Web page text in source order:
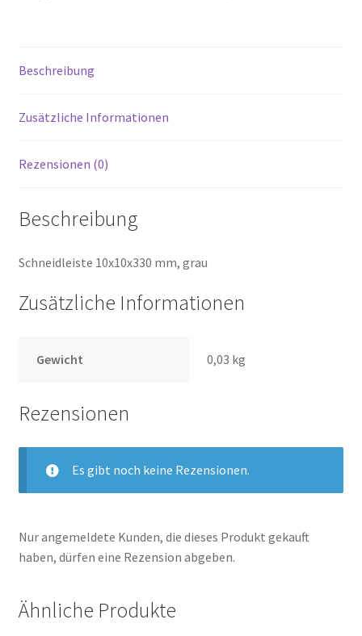
Beschreibung
Zusätzliche Informationen
Rezensionen (0)
Beschreibung
Schneidleiste 10x10x330 mm, grau
Zusätzliche Informationen
Gewicht 0,03 kg
Rezensionen
Es gibt noch keine Rezensionen.
Nur angemeldete Kunden, die dieses Produkt gekauft
haben, dürfen eine Rezension abgeben.
Ähnliche Produkte